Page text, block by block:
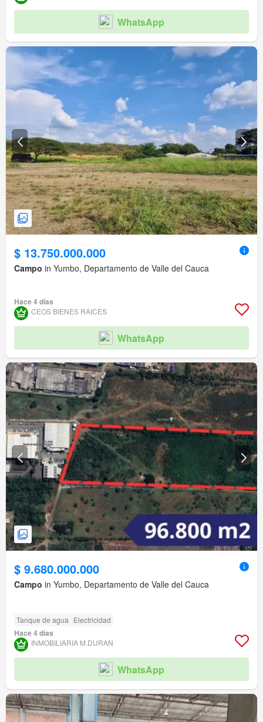
WhatsApp
$ 13.750.000.000
Campo in Yumbo, Departamento de Valle del Cauca
Hace 4 días
CEOS BIENES RAICES
WhatsApp
$ 9.680.000.000
Campo in Yumbo, Departamento de Valle del Cauca
Tanque de agua Electricidad
Hace 4 días
INMOBILIARIA M.DURAN
WhatsApp